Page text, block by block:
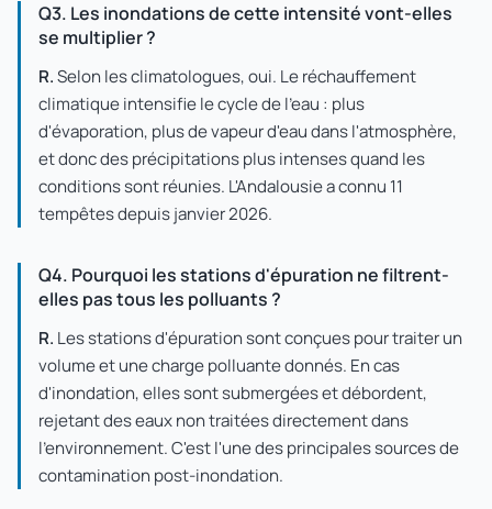
Q3. Les inondations de cette intensité vont-elles
se multiplier ?
R.Selon les climatologues, oui. Le réchauffement
climatique intensifie le cycle de l'eau : plus
d'évaporation, plus de vapeur d'eau dans l'atmosphère,
et donc des précipitations plus intenses quand les
conditions sont réunies. L'Andalousie a connu 11
tempêtes depuis janvier 2026.
Q4. Pourquoi les stations d'épuration ne filtrent-
elles pas tous les polluants ?
R. Les stations d'épuration sont conçues pour traiter un
volume et une charge polluante donnés. En cas
d'inondation, elles sont submergées et débordent,
rejetant des eaux non traitées directement dans
l'environnement. C'est l'une des principales sources de
contamination post-inondation.